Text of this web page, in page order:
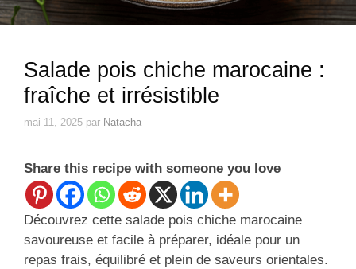
Salade pois chiche marocaine :
fraîche et irrésistible
mai 11, 2025 par Natacha
Share this recipe with someone you love
Découvrez cette salade pois chiche marocaine
savoureuse et facile à préparer, idéale pour un
repas frais, équilibré et plein de saveurs orientales.